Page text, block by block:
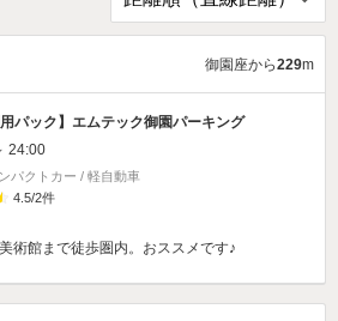
御園座から229m
パック】 エムテック御園パーキング
24:00
パクトカー / 軽自動車
4.5/2件
術館まで徒歩圏内。おススメです♪